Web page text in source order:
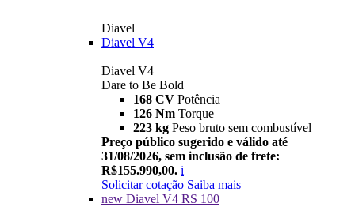
Diavel
Diavel V4
Diavel V4
Dare to Be Bold
168 CV Potência
126 Nm Torque
223 kg Peso bruto sem combustível
Preço público sugerido e válido até
31/08/2026, sem inclusão de frete:
R$155.990,00. i
Solicitar cotação Saiba mais
new Diavel V4 RS 100